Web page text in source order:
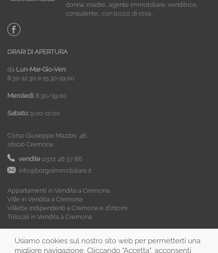
donna, madre, agente immobiliare, venditrice,
consulente… con tocco di rosa…
ORARI DI APERTURA
da Lun-Mar-Gio-Ven:
8.30-12.30 e 15.30-19.00
Meroledì: 8.30/19.00
Sabato: 9.00-12.00
Corso Giuseppe Mazzini, 46
26100 Cremona
vendite 0372 46 37 86
info@borgoimmobiliare.it
Appartamenti in Vendita a Cremona
Ville in Vendita a Cremona
Villette indipendenti a Cremona e d’intorni
Trilocali in Vendita a Cremona
Usiamo cookies sul nostro sito web per permetterti una
migliore navigazione. Cliccando "Accetta", acconsenti